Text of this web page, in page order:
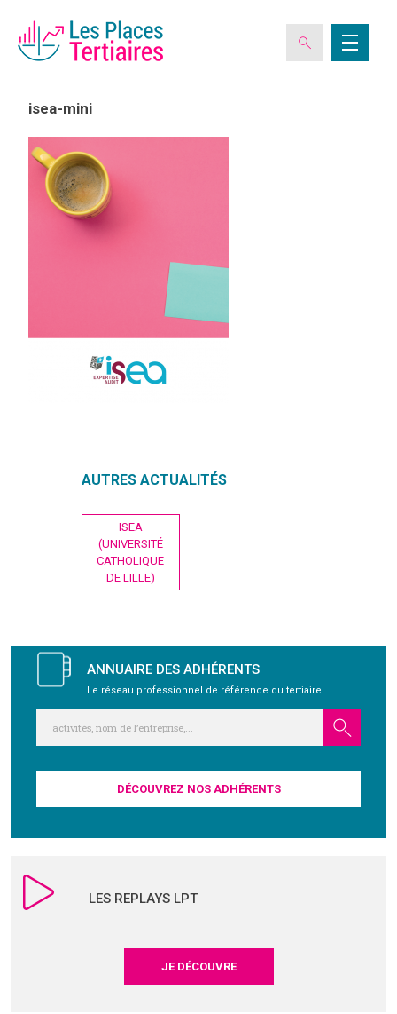
LES CLUBS DES PLACES TERTIAIRES
VERIQUALIS
EVÉNEMENTS
PUBLICATIONS
isea-mini
AUTRES ACTUALITÉS
Navigation
l’article
ISEA
(UNIVERSITÉ
CATHOLIQUE
DE LILLE)
ANNUAIRE DES ADHÉRENTS
Le réseau professionnel de référence du tertiaire
DÉCOUVREZ NOS ADHÉRENTS
LES REPLAYS LPT
JE DÉCOUVRE